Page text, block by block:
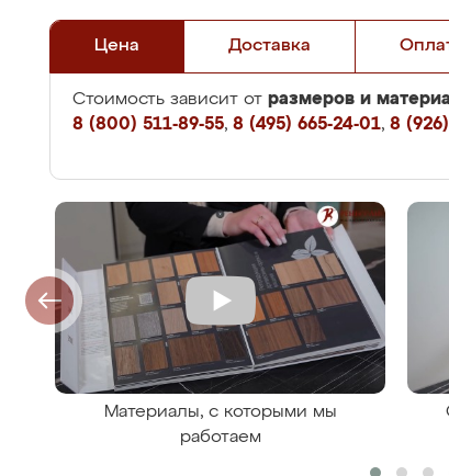
Цена Доставка
Стоимость зависит от размеров и
8 (800) 511-89-55, 8 (495) 665-24-01, 8
Материалы, с которыми мы
работаем